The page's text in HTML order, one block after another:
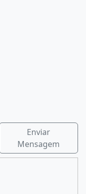
Enviar
Mensagem